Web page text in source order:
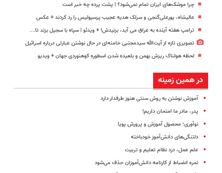
چرا موشک‌های ایران تمام نمی‌شود؟ | پشت پرده چه خبر است
عالیشاه، پورعلی‌گنجی و سرلک هدیه عجیب پرسپولیس را رد کردند + عکس
ترامپ هفته آینده به عراق می آید، بزنیدش! + ویدئو | سپاه با سجیل بزند تا....
تصویری تازه از آیت‌الله سیدمجتبی خامنه‌ای در حال نوشتن عبارتی درباره اسرائیل
لحظه هولناک ریزش بهمن و بلعیده شدن اسطوره کوهنوردی جهان + ویدیو
در همین زمینه
آموزش نوشتن به روش سنتی هنوز طرفدار دارد
پدر، مادر ما امتحان داریم!
نوآوری؛ محصول آموزش و پرورش پویا
دلتنگی‌های دانش‌آموز خودباخته
علم عمل، درد نظام تعلیم و تربیت
نمره انضباط از کارنامه‌ دانش‌آموزان حذف می‌شود